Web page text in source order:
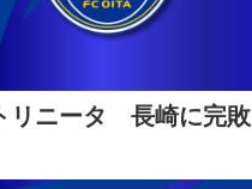
リニータ 長崎に完敗